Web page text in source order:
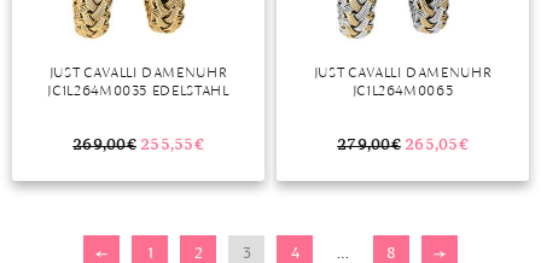
JUST CAVALLI DAMENUHR
JC1L264M0035 EDELSTAHL
269,00€ 255,55€
JUST CAVALLI DAMENUHR
JC1L264M0065
279,00€ 265,05€
← 1 2 3 4 … 8 →